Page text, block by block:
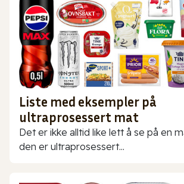
Liste med eksempler på
ultraprosessert mat
Det er ikke alltid like lett å se på en
den er ultraprosessert...